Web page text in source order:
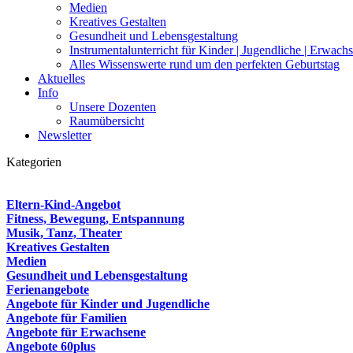
Medien
Kreatives Gestalten
Gesundheit und Lebensgestaltung
Instrumentalunterricht für Kinder | Jugendliche |
Alles Wissenswerte rund um den perfekten Geburtstag
Aktuelles
Info
Unsere Dozenten
Raumübersicht
Newsletter
Kategorien
Eltern-Kind-Angebot
Fitness, Bewegung, Entspannung
Musik, Tanz, Theater
Kreatives Gestalten
Medien
Gesundheit und Lebensgestaltung
Ferienangebote
Angebote für Kinder und Jugendliche
Angebote für Familien
Angebote für Erwachsene
Angebote 60plus